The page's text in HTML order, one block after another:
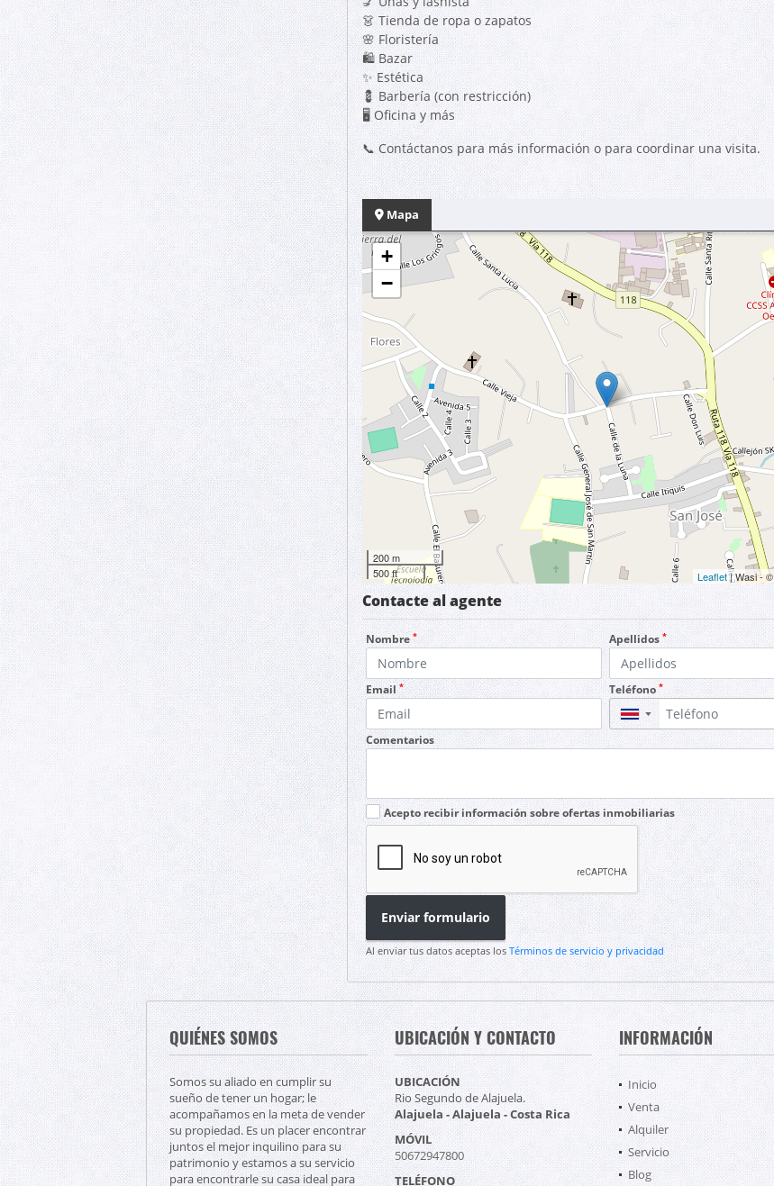
👗 Tienda de ropa o zapatos
🌸 Floristería
🛍️ Bazar
✨ Estética
💈 Barbería (con restricción)
🖥️ Oficina y más
📞 Contáctanos para más información o para coordinar una visita.
Mapa
+
−
200 m
500 ft
Leaflet| Wasi - ©
Contacte al agente
Nombre* Apellidos *
Email* Teléfono*
▼
Comentarios
Acepto recibir información sobre ofertas inmobiliarias
Enviar formulario
Al enviar tus datos aceptas los Términos de servicio y privacidad
QUIÉNES SOMOS
Somos su aliado en cumplir su
sueño de tener un hogar; le
acompañamos en la meta de vender
su propiedad. Es un placer encontrar
juntos el mejor inquilino para su
patrimonio y estamos a su servicio
para encontrarle su casa ideal para
UBICACIÓN Y CONTACTO
UBICACIÓN
Rio Segundo de Alajuela.
Alajuela - Alajuela - Costa Rica
MÓVIL
50672947800
TELÉFONO
INFORMACIÓN
Inicio
Venta
Alquiler
Servicio
Blog